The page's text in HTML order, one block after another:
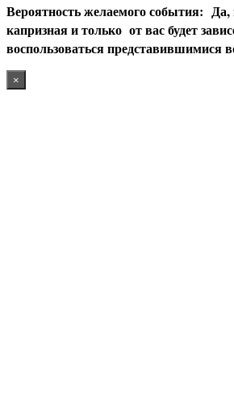
Вероятность желаемого события: Да,
капризная и только от вас будет
воспользоваться представившимися
×